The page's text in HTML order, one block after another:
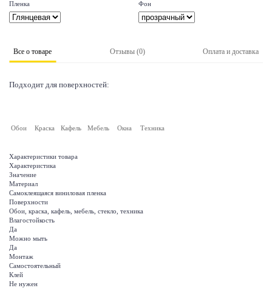
Пленка Фон
Все о товаре Отзывы (0) Оплата и доставка
Подходит для поверхностей:
Обои Краска Кафель Мебель Окна Техника
Характеристики товара
Характеристика
Значение
Материал
Самоклеящаяся виниловая пленка
Поверхности
Обои, краска, кафель, мебель, стекло, техника
Влагостойкость
Да
Можно мыть
Да
Монтаж
Самостоятельный
Клей
Не нужен